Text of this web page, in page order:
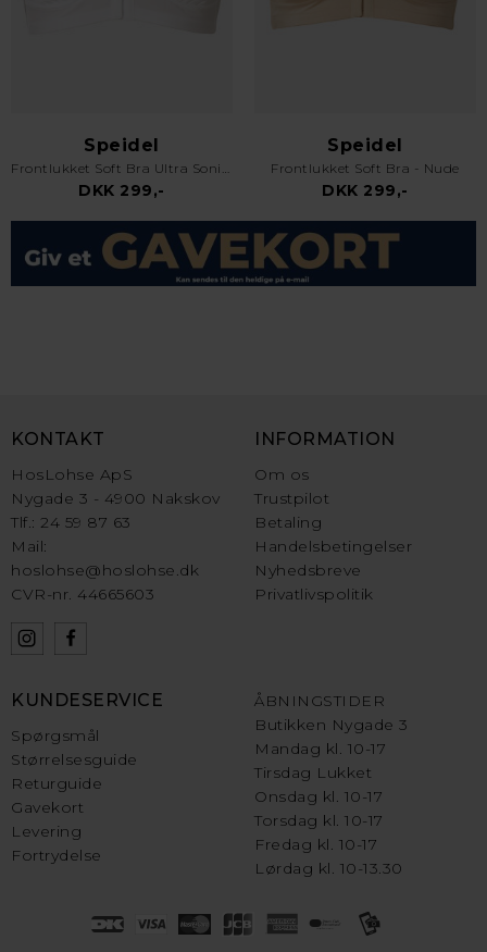
Speidel
Frontlukket Soft Bra - Nude
DKK 299,-
Sloggi
DKK 399,-
KONTAKT
HosLohse ApS
Nygade 3 - 4900 Nakskov
Tlf.: 24 59 87 63
Mail:
hoslohse@hoslohse.dk
CVR-nr. 44665603
INFORMATION
Om os
Trustpilot
Betaling
Handelsbetingelser
Nyhedsbreve
Privatlivspolitik
KUNDESERVICE
Spørgsmål
Størrelsesguide
Returguide
Gavekort
Levering
Fortrydelse
ÅBNINGSTIDER
Butikken Nygade 3
Mandag kl. 10-17
Tirsdag Lukket
Onsdag kl. 10-17
Torsdag kl. 10-17
Fredag kl. 10-17
Lørdag kl. 10-13.30